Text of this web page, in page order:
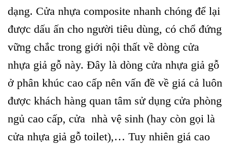
dạng. Cửa nhựa composite nhanh chóng để lại
được dấu ấn cho người tiêu dùng, có chổ đứng
vững chắc trong giới nội thất về dòng cửa
nhựa giả gỗ này. Đây là dòng cửa nhựa giả gỗ
ở phân khúc cao cấp nên vấn đề về giá cả luôn
được khách hàng quan tâm sử dụng cửa phòng
ngủ cao cấp, cửa nhà vệ sinh (hay còn gọi là
cửa nhựa giả gỗ toilet),… Tuy nhiên giá cao